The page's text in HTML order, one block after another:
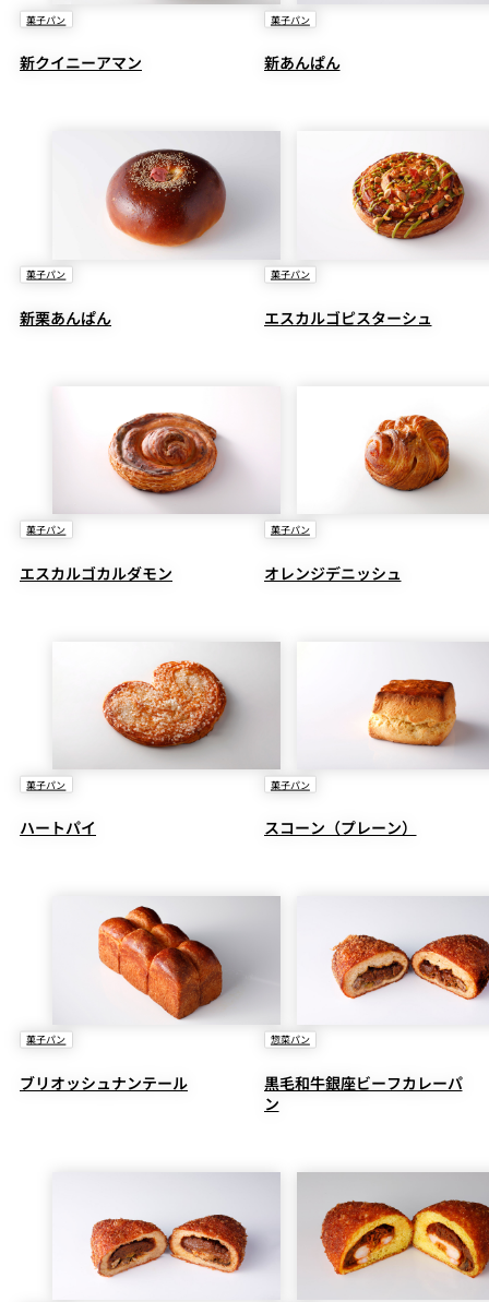
菓子パン
新クイニーアマン
菓子パン
新あんぱん
菓子パン
新栗あんぱん
菓子パン
エスカルゴピスターシュ
菓子パン
エスカルゴカルダモン
菓子パン
オレンジデニッシュ
菓子パン
ハートパイ
菓子パン
スコーン（プレーン）
菓子パン
ブリオッシュナンテール
惣菜パン
黒毛和牛銀座ビーフカレーパ
ン